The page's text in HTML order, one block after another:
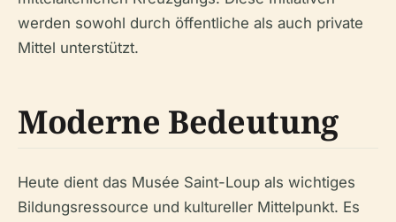
werden sowohl durch öffentliche als auch private
Mittel unterstützt.
Moderne Bedeutung
Heute dient das Musée Saint-Loup als wichtiges
Bildungsressource und kultureller Mittelpunkt. Es